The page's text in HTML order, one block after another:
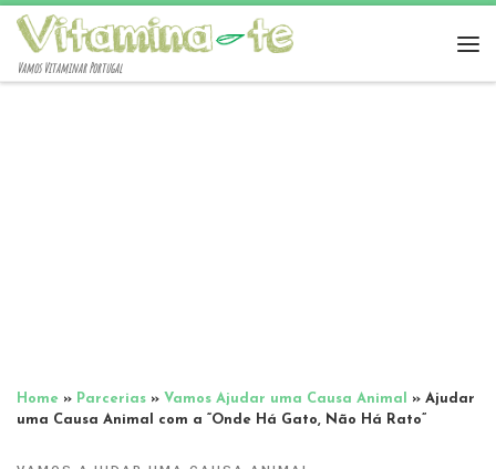
Vamos Vitaminar Portugal
Home » Parcerias » Vamos Ajudar uma Causa Animal » Ajudar
uma Causa Animal com a “Onde Há Gato, Não Há Rato”